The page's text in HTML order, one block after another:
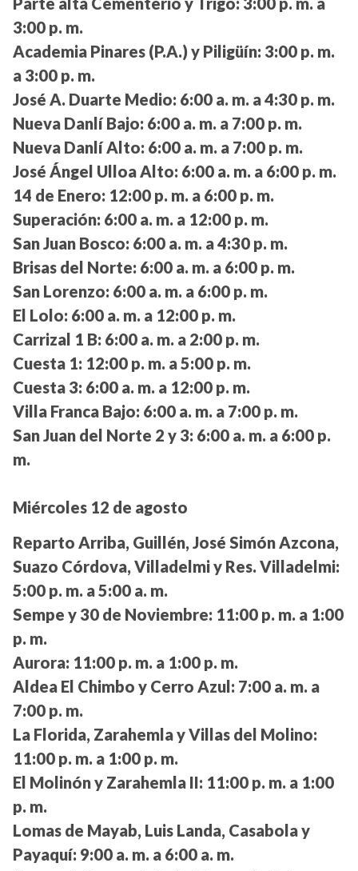
3:00 p. m.
Academia Pinares (P.A.) y Piligüín: 3:00 p. m.
a 3:00 p. m.
José A. Duarte Medio: 6:00 a. m. a 4:30 p. m.
Nueva Danlí Bajo: 6:00 a. m. a 7:00 p. m.
Nueva Danlí Alto: 6:00 a. m. a 7:00 p. m.
José Ángel Ulloa Alto: 6:00 a. m. a 6:00 p. m.
14 de Enero: 12:00 p. m. a 6:00 p. m.
Superación: 6:00 a. m. a 12:00 p. m.
San Juan Bosco: 6:00 a. m. a 4:30 p. m.
Brisas del Norte: 6:00 a. m. a 6:00 p. m.
San Lorenzo: 6:00 a. m. a 6:00 p. m.
El Lolo: 6:00 a. m. a 12:00 p. m.
Carrizal 1 B: 6:00 a. m. a 2:00 p. m.
Cuesta 1: 12:00 p. m. a 5:00 p. m.
Cuesta 3: 6:00 a. m. a 12:00 p. m.
Villa Franca Bajo: 6:00 a. m. a 7:00 p. m.
San Juan del Norte 2 y 3: 6:00 a. m. a 6:00 p.
m.
Miércoles 12 de agosto
Reparto Arriba, Guillén, José Simón Azcona,
Suazo Córdova, Villadelmi y Res. Villadelmi:
5:00 p. m. a 5:00 a. m.
Sempe y 30 de Noviembre: 11:00 p. m. a 1:00
p. m.
Aurora: 11:00 p. m. a 1:00 p. m.
Aldea El Chimbo y Cerro Azul: 7:00 a. m. a
7:00 p. m.
La Florida, Zarahemla y Villas del Molino:
11:00 p. m. a 1:00 p. m.
El Molinón y Zarahemla II: 11:00 p. m. a 1:00
p. m.
Lomas de Mayab, Luis Landa, Casabola y
Payaquí: 9:00 a. m. a 6:00 a. m.